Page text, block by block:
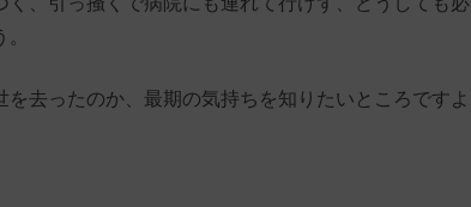
去ったのか、最期の気持ちを知りたいところですよ